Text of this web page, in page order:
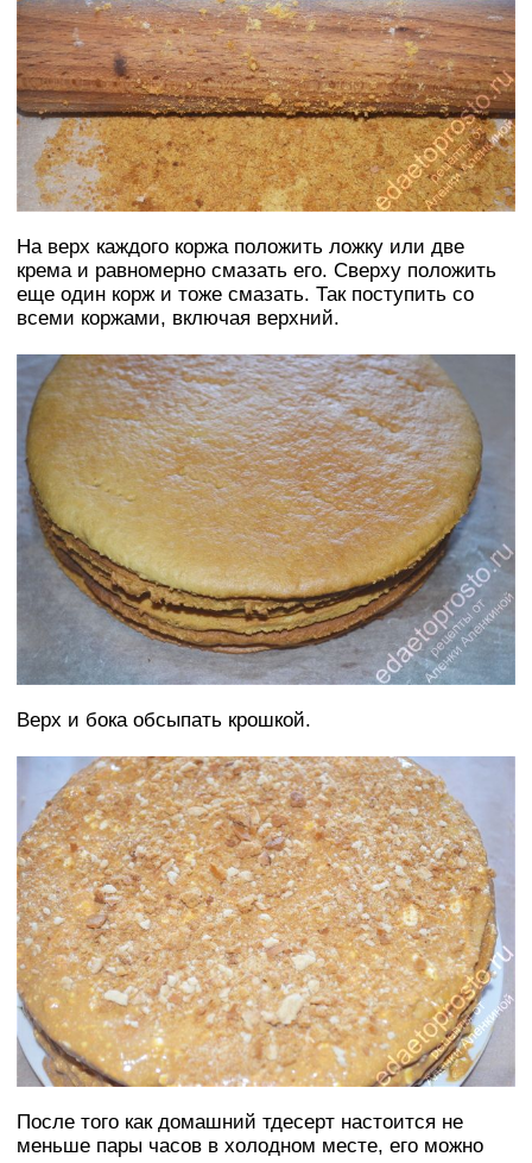
На верх каждого коржа положить ложку или две
крема и равномерно смазать его. Сверху положить
еще один корж и тоже смазать. Так поступить со
всеми коржами, включая верхний.
Верх и бока обсыпать крошкой.
После того как домашний тдесерт настоится не
меньше пары часов в холодном месте, его можно